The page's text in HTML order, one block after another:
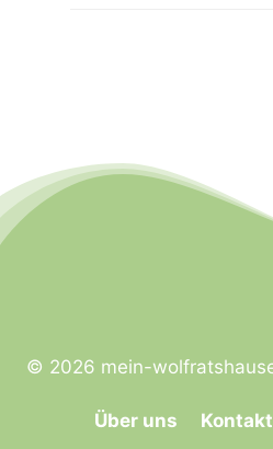
© 2026 mein-
Über uns Kontakt